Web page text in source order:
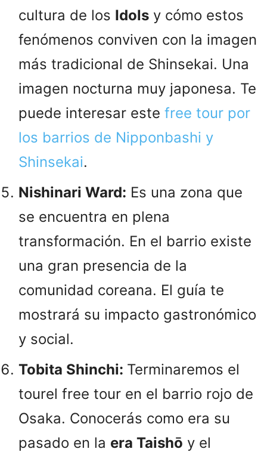
cultura de los Idols y cómo estos
fenómenos conviven con la imagen
más tradicional de Shinsekai. Una
imagen nocturna muy japonesa. Te
puede interesar este free tour por
los barrios de Nipponbashi y
Shinsekai.
Nishinari Ward: Es una zona que
se encuentra en plena
transformación. En el barrio existe
una gran presencia de la
comunidad coreana. El guía te
mostrará su impacto gastronómico
y social.
Tobita Shinchi: Terminaremos el
tourel free tour en el barrio rojo de
Osaka. Conocerás como era su
pasado en la era Taishō y el